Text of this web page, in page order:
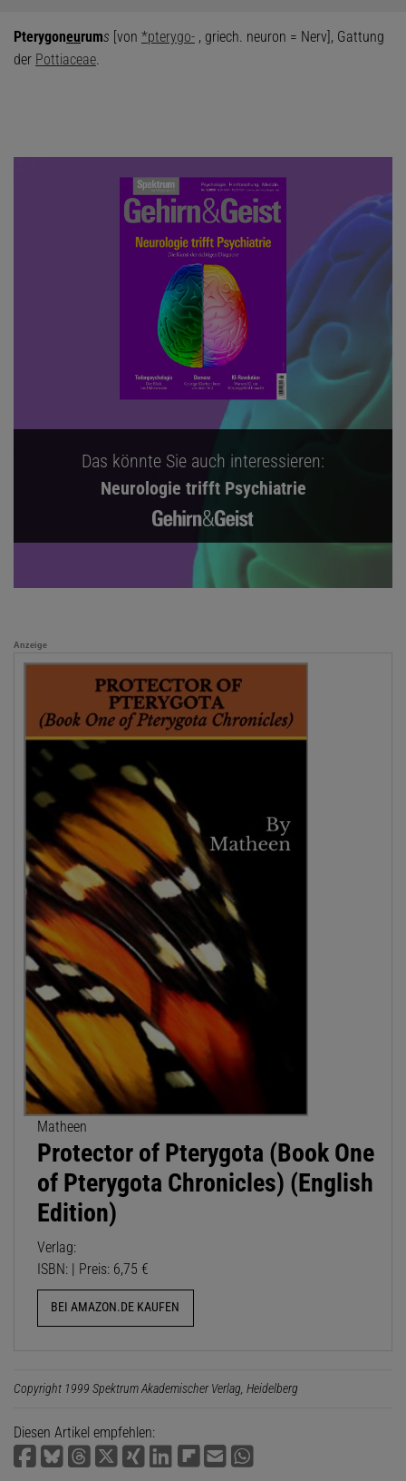
Pterygoneurums [von *pterygo- , griech. neuron = Nerv], Gattung
der Pottiaceae.
Das könnte Sie auch interessieren:
Neurologie trifft Psychiatrie
Anzeige
Matheen
Protector of Pterygota (Book One
of Pterygota Chronicles) (English
Edition)
Verlag:
ISBN: | Preis: 6,75 €
BEI AMAZON.DE KAUFEN
Copyright 1999 Spektrum Akademischer Verlag, Heidelberg
Diesen Artikel empfehlen: